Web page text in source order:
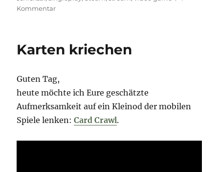
Kommentarzu
Karten kriechen
Guten Tag,
heute möchte ich Eure geschätzte
Aufmerksamkeit auf ein Kleinod der mobilen
Spiele lenken:Card Crawl.